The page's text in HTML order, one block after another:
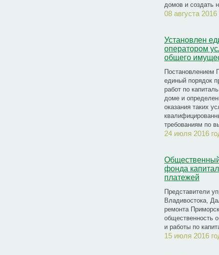
домов и создать
08 августа 2016
Установлен
оператором
общего
Постановлением
единый порядок
работ по
доме и
оказания таких
требованиям по
24 июля 2016
фонда
платежей
Представители
Владивостока,
ремонта
общественность
и работы по
15 июля 2016